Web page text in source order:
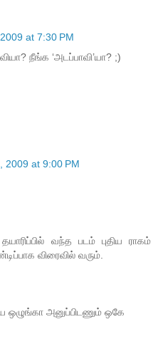
at 7:30 PM
நீங்க ‘அடப்பாவி’யா? ;)
2009 at 9:00 PM
வந்த படம் புதிய ராகம்
விரைவில் வரும்.
ஒழுங்கா அனுப்பிடணும் ஒகே